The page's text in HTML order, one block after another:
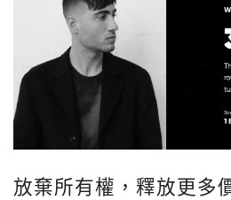
放棄所有權，釋放更多